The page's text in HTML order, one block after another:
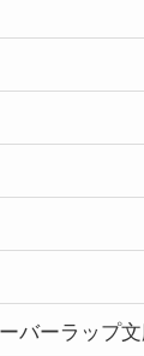
バーラップ文